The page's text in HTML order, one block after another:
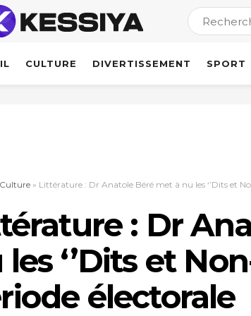
CULTURE DIVERTISSEMENT SPORT
Culture » Littérature : Dr Anatole Béré met à nu les ‘’Dits et
: Dr
‘’Dits et
électorale